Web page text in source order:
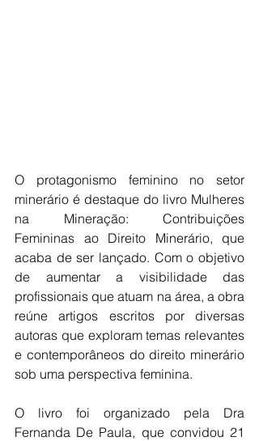
O protagonismo feminino no setor
minerário é destaque do livro Mulheres
na Mineração: Contribuições
Femininas ao Direito Minerário, que
acaba de ser lançado. Com o objetivo
de aumentar a visibilidade das
profissionais que atuam na área, a obra
reúne artigos escritos por diversas
autoras que exploram temas relevantes
e contemporâneos do direito minerário
sob uma perspectiva feminina.
O livro foi organizado pela Dra
Fernanda De Paula, que convidou 21